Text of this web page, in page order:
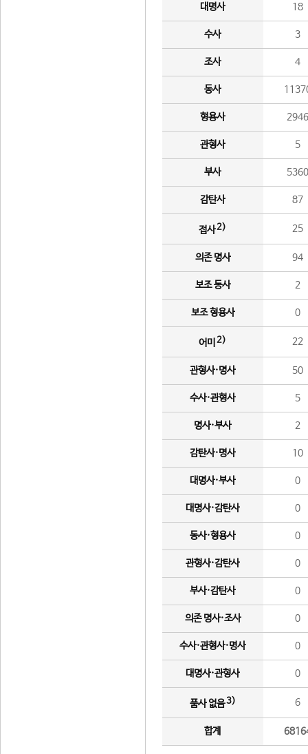
대명사 18
수사 3
조사 4
동사
형용사 2946
관형사 5
부사 5360
감탄사 87
접사2) 25
의존 명사 94
보조 동사 2
보조 형용사 0
어미 2) 22
관형사·명사 50
수사·관형사 5
명사·부사 2
감탄사·명사 10
대명사·부사 0
대명사·감탄사 0
동사·형용사 0
관형사·감탄사 0
부사·감탄사 0
의존 명사·조사 0
수사·관형사·명사 0
대명사·관형사 0
품사 없음3) 6
합계